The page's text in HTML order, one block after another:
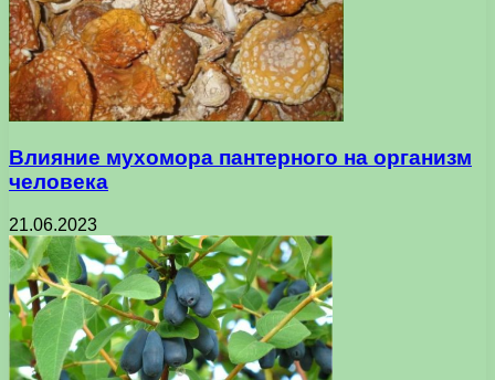
Влияние мухомора пантерного на организм
человека
21.06.2023